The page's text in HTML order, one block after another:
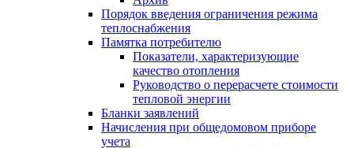
Порядок введения ограничения режима
теплоснабжения
Памятка потребителю
Показатели, характеризующие
качество отопления
Руководство о перерасчете стоимости
тепловой энергии
Бланки заявлений
Начисления при общедомовом приборе
учета